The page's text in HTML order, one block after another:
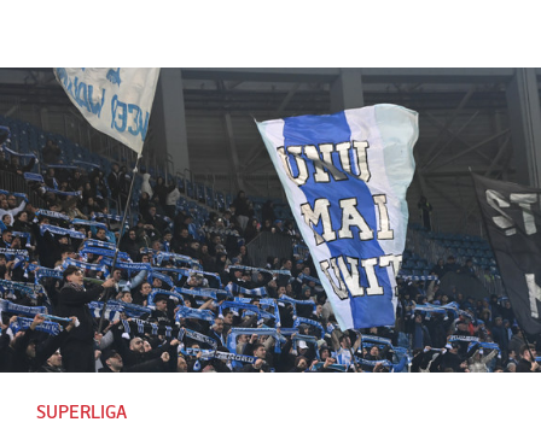
lui Filipe
Coelho
înainte
de duelul
cu KuPS
Oltenii s-
au
reorienta
t şi au
făcut o
ofertă
pentru
stoperul
lui
Craiova
ar putea
semna cu
Aris
Limassol
SUPERLIGA